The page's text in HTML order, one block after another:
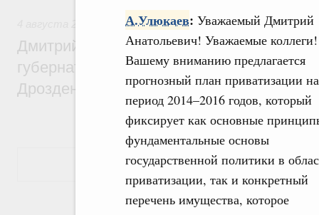
А.Улюкаев: Уважаемый Дмитрий
Анатольевич! Уважаемые коллеги!
Вашему вниманию предлагается
прогнозный план приватизации на
период 2014–2016 годов, который
фиксирует как основные
фундаментальные основы
государственной политики в
приватизации, так и конкретный
перечень имущества, которое
Общие вопросы агропромышленного
Дмитрий Патрушев провёл рабочую
губернатором Ленинградской области
Дрозденко
Показать еще